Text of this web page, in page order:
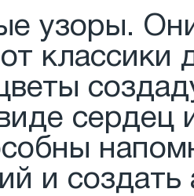
узоры.
классики
сердец
и